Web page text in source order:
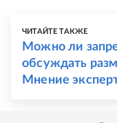
ЧИТАЙТЕ ТАКЖЕ
Можно ли
обсуждать
Мнение